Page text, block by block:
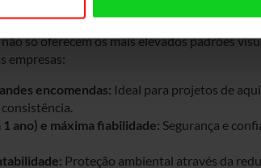
só oferecem os mais elevados padrões
empresas:
encomendas: Ideal para projetos de
ano) e máxima fiabilidade: Segurança e
Proteção ambiental através da